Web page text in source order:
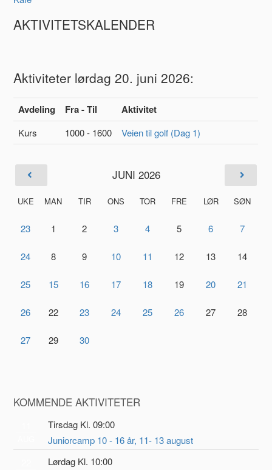
AKTIVITETSKALENDER
Aktiviteter lørdag 20. juni 2026:
Avdeling Fra - Til Aktivitet
Kurs 1000 - 1600 Veien til golf (Dag 1)
JUNI 2026
UKE MAN TIR ONS TOR FRE LØR SØN
23 1 2 3 4 5 6 7
24 8 9 10 11 12 13 14
25 15 16 17 18 19 20 21
26 22 23 24 25 26 27 28
27 29 30
KOMMENDE AKTIVITETER
Tirsdag Kl. 09:00
Juniorcamp 10 - 16 år, 11- 13 august
Lørdag Kl. 10:00